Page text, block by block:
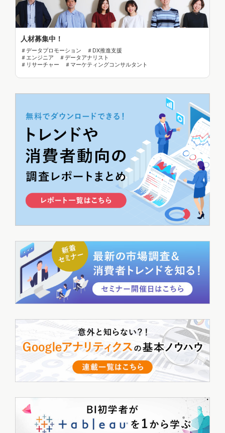
人材募集中！
＃データプロモーション ＃DX推進支援
＃エンジニア ＃データアナリスト
＃リサーチャー ＃マーケティングコンサルタント